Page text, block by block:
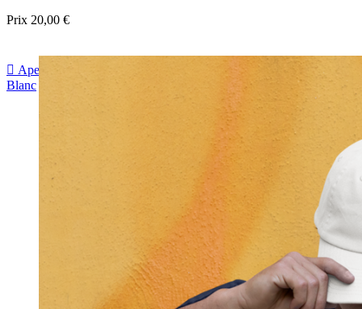
Prix 20,00 €
 Aperçu rapide
Blanc